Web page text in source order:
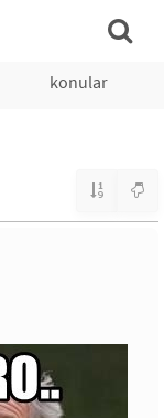
konular